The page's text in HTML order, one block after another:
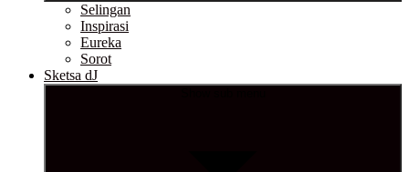
Selingan
Inspirasi
Eureka
Sorot
Sketsa dJ